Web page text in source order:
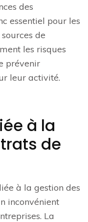
des
essentiel pour les
de
les risques
prévenir
leur activité.
à la
de
à la gestion des
inconvénient
La